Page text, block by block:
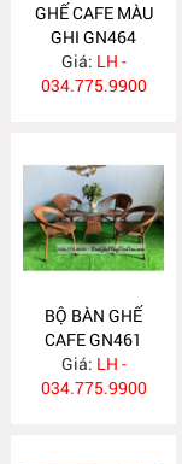
GHẾ CAFE MÀU
GHI GN464
Giá: LH -
034.775.9900
BỘ BÀN GHẾ
CAFE GN461
Giá: LH -
034.775.9900